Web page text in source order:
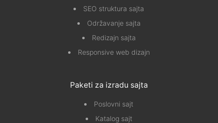
SEO struktura sajta
Održavanje sajta
Redizajn sajta
Responsive web dizajn
Paketi za izradu sajta
Poslovni sajt
Katalog sajt